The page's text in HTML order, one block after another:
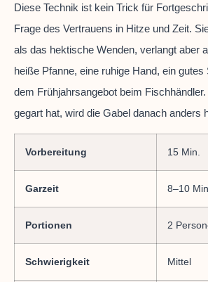
Diese Technik ist kein Trick für
Frage des Vertrauens in Hitze und Zeit.
als das hektische Wenden, verlangt aber
heiße Pfanne, eine ruhige Hand, ein
dem Frühjahrsangebot beim
gegart hat, wird die Gabel danach anders
Vorbereitung 15 Min.
Garzeit 8–10
Portionen 2
Schwierigkeit Mittel